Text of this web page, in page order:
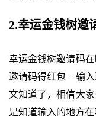
2.幸运金钱树邀
幸运金钱树邀请码
邀请码得红包 – 输
文知道了，相信大
是知道输入的地方在